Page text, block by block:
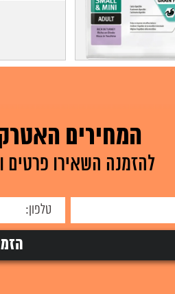
למידע על המוצרהמחירים
להזמנה השאירו פרטים